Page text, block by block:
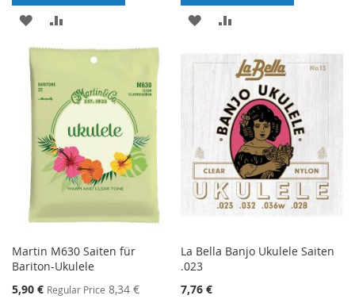
MERKEN
VERGLEICHSLISTE
MERKEN
HINZUFÜGEN
Martin M630 Saiten für
Bariton-Ukulele
Special
5,90 € Regular Price 8,34 €
La Bella Banjo Ukulele Saiten
.023
7,76 €